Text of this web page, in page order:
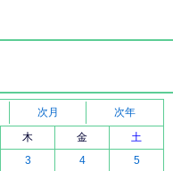
次月
次年
木 金
土
3 4 5